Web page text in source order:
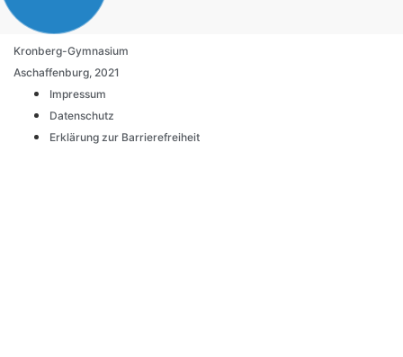
Kronberg-Gymnasium
Aschaffenburg, 2021
Impressum
Datenschutz
Erklärung zur Barrierefreiheit